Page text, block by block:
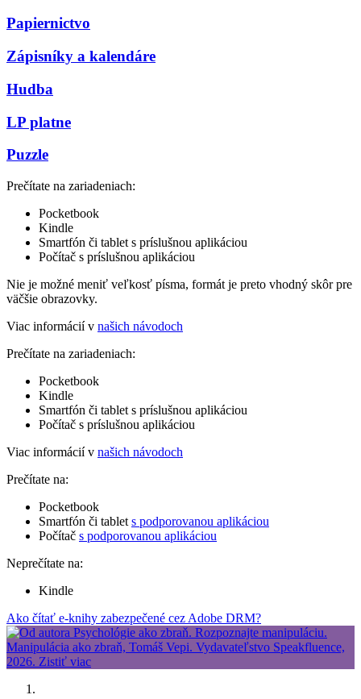
Papiernictvo
Zápisníky a kalendáre
Hudba
LP platne
Puzzle
Prečítate na zariadeniach:
Pocketbook
Kindle
Smartfón či tablet s príslušnou aplikáciou
Počítač s príslušnou aplikáciou
Nie je možné meniť veľkosť písma, formát je preto vhodný skôr pre
väčšie obrazovky.
Viac informácií v našich návodoch
Prečítate na zariadeniach:
Pocketbook
Kindle
Smartfón či tablet s príslušnou aplikáciou
Počítač s príslušnou aplikáciou
Viac informácií v našich návodoch
Prečítate na:
Pocketbook
Smartfón či tablet s podporovanou aplikáciou
Počítač s podporovanou aplikáciou
Neprečítate na:
Kindle
Ako čítať e-knihy zabezpečené cez Adobe DRM?